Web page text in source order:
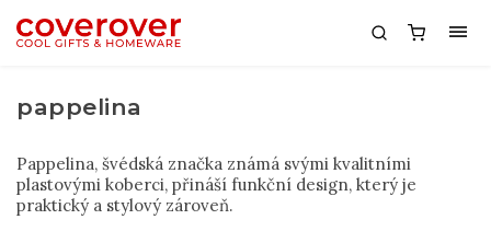
pappelina
Pappelina, švédská značka známá svými kvalitními
plastovými koberci, přináší funkční design, který je
praktický a stylový zároveň.